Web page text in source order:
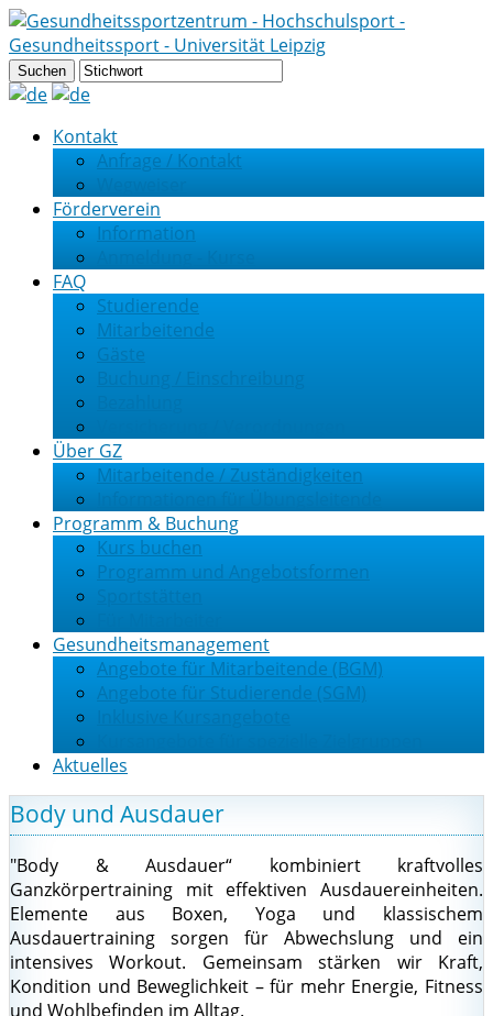
Kontakt
Anfrage / Kontakt
Förderverein
Information
FAQ
Studierende
Mitarbeitende
Gäste
Über GZ
Mitarbeitende / Zuständigkeiten
Programm & Buchung
Kurs buchen
Programm und Angebotsformen
Gesundheitsmanagement
Angebote für Mitarbeitende (BGM)
Angebote für Studierende (SGM)
Inklusive Kursangebote
Aktuelles
Body und Ausdauer
"Body & Ausdauer“ kombiniert kraftvolles
Ganzkörpertraining mit effektiven Ausdauereinheiten.
Elemente aus Boxen, Yoga und klassischem
Ausdauertraining sorgen für Abwechslung und ein
intensives Workout. Gemeinsam stärken wir Kraft,
Kondition und Beweglichkeit – für mehr Energie, Fitness
und Wohlbefinden im Alltag.